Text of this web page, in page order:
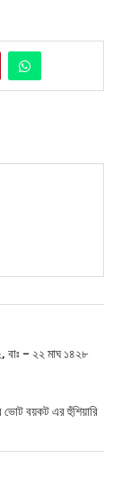
– ২২ মাঘ ১৪২৮
বয়কট এর হুঁশিয়ারি